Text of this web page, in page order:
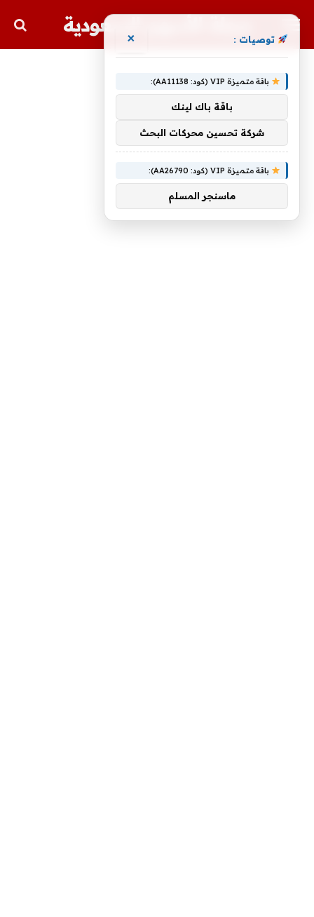
مجلة الأسهم السعودية
توصيات : ×
باقة متميزة VIP (كود: AA11138):
باقة باك لينك
شركة تحسين محركات البحث
باقة متميزة VIP (كود: AA26790):
ماسنجر المسلم